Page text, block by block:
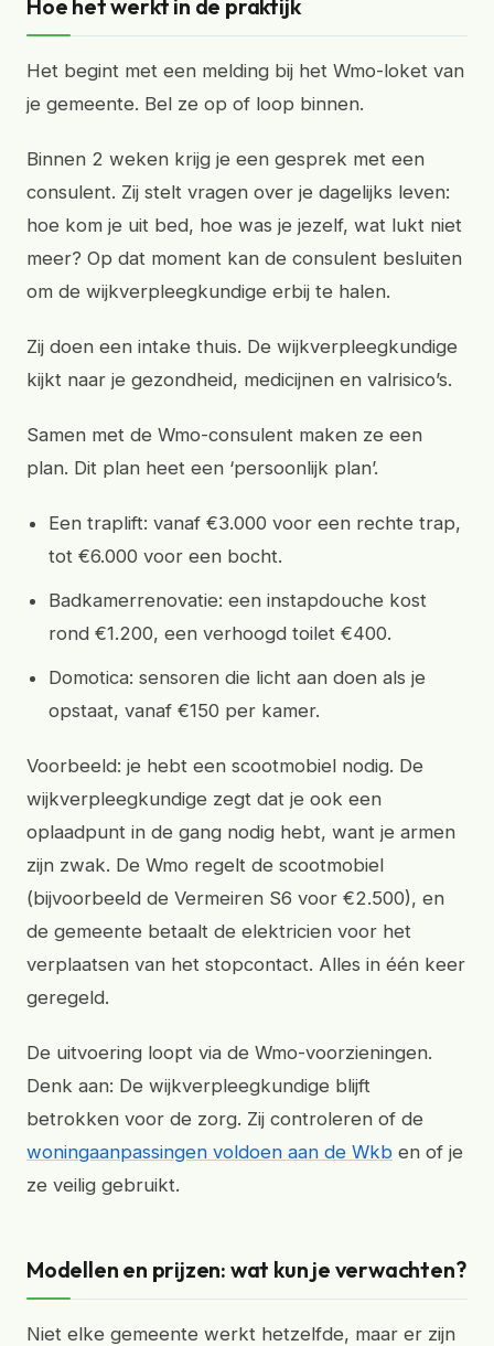
Hoe het werkt in de praktijk
Het begint met een melding bij het Wmo-loket van
je gemeente. Bel ze op of loop binnen.
Binnen 2 weken krijg je een gesprek met een
consulent. Zij stelt vragen over je dagelijks leven:
hoe kom je uit bed, hoe was je jezelf, wat lukt niet
meer? Op dat moment kan de consulent besluiten
om de wijkverpleegkundige erbij te halen.
Zij doen een intake thuis. De wijkverpleegkundige
kijkt naar je gezondheid, medicijnen en valrisico’s.
Samen met de Wmo-consulent maken ze een
plan. Dit plan heet een ‘persoonlijk plan’.
Een traplift: vanaf €3.000 voor een rechte trap,
tot €6.000 voor een bocht.
Badkamerrenovatie: een instapdouche kost
rond €1.200, een verhoogd toilet €400.
Domotica: sensoren die licht aan doen als je
opstaat, vanaf €150 per kamer.
Voorbeeld: je hebt een scootmobiel nodig. De
wijkverpleegkundige zegt dat je ook een
oplaadpunt in de gang nodig hebt, want je armen
zijn zwak. De Wmo regelt de scootmobiel
(bijvoorbeeld de Vermeiren S6 voor €2.500), en
de gemeente betaalt de elektricien voor het
verplaatsen van het stopcontact. Alles in één keer
geregeld.
De uitvoering loopt via de Wmo-voorzieningen.
Denk aan: De wijkverpleegkundige blijft
betrokken voor de zorg. Zij controleren of de
woningaanpassingen voldoen aan de Wkb en of je
ze veilig gebruikt.
Modellen en prijzen: wat kun je verwachten?
Niet elke gemeente werkt hetzelfde, maar er zijn